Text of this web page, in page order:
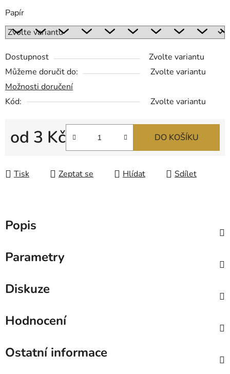
Papír
Dostupnost
Zvolte variantu
Můžeme doručit do:
Zvolte variantu
Možnosti doručení
Kód:
Zvolte variantu
od 3 Kč DO KOŠÍKU
Tisk Zeptat se Hlídat Sdílet
Popis
Parametry
Diskuze
Hodnocení
Ostatní informace